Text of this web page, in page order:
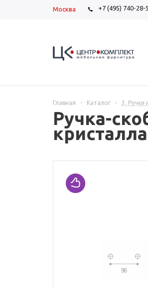
Москва +7 (495) 740-28-
Главная - Каталог - 3. Ручки
Ручка-